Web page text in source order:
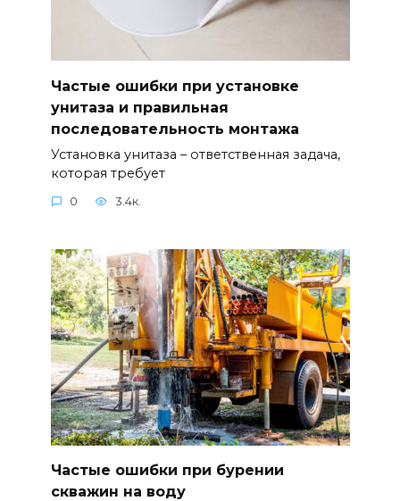
Частые ошибки при установке
унитаза и правильная
последовательность монтажа
Установка унитаза – ответственная задача,
которая требует
0 3.4к.
Частые ошибки при бурении
скважин на воду